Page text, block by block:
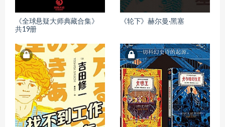
《全球悬疑大师典藏合集》
共19册
《轮下》赫尔曼·黑塞